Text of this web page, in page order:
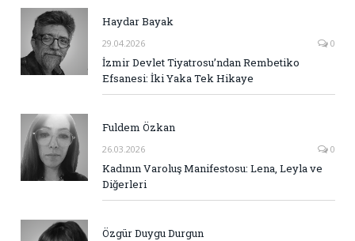
Haydar Bayak
29.04.2026 0
İzmir Devlet Tiyatrosu’ndan Rembetiko
Efsanesi: İki Yaka Tek Hikaye
Fuldem Özkan
26.03.2026 0
Kadının Varoluş Manifestosu: Lena, Leyla ve
Diğerleri
Özgür Duygu Durgun